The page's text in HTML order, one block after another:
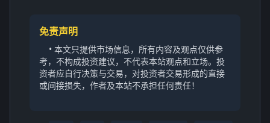
免责声明
• 本文只提供市场信息，所有内容及观点仅供参
考，不构成投资建议，不代表本站观点和立场。投
资者应自行决策与交易，对投资者交易形成的直接
或间接损失，作者及本站不承担任何责任！